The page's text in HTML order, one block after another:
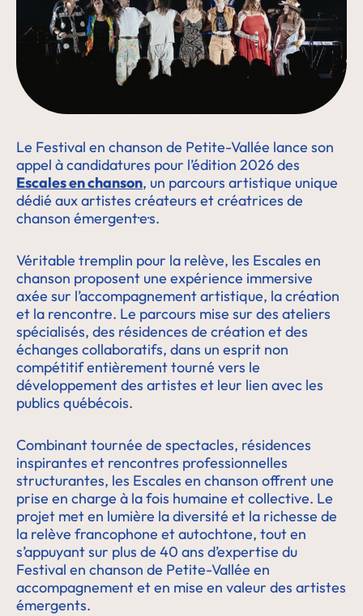
Le Festival en chanson de Petite-Vallée lance son
appel à candidatures pour l’édition 2026 des
Escales en chanson, un parcours artistique unique
dédié aux artistes créateurs et créatrices de
chanson émergent·e·s.
Véritable tremplin pour la relève, les Escales en
chanson proposent une expérience immersive
axée sur l’accompagnement artistique, la création
et la rencontre. Le parcours mise sur des ateliers
spécialisés, des résidences de création et des
échanges collaboratifs, dans un esprit non
compétitif entièrement tourné vers le
développement des artistes et leur lien avec les
publics québécois.
Combinant tournée de spectacles, résidences
inspirantes et rencontres professionnelles
structurantes, les Escales en chanson offrent une
prise en charge à la fois humaine et collective. Le
projet met en lumière la diversité et la richesse de
la relève francophone et autochtone, tout en
s’appuyant sur plus de 40 ans d’expertise du
Festival en chanson de Petite-Vallée en
accompagnement et en mise en valeur des artistes
émergents.